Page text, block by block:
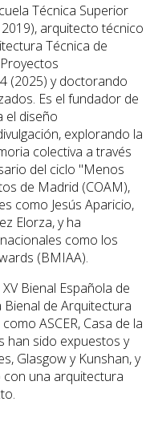
Técnica Superior
arquitecto técnico
Técnica de
(2025) y doctorando
Es el fundador de
el diseño
explorando la
colectiva a través
del ciclo "Menos
de Madrid (COAM),
como Jesús Aparicio,
Elorza, y ha
como los
(BMIAA).
Bienal Española de
Bienal de Arquitectura
ASCER, Casa de la
han sido expuestos y
Glasgow y Kunshan, y
una arquitectura